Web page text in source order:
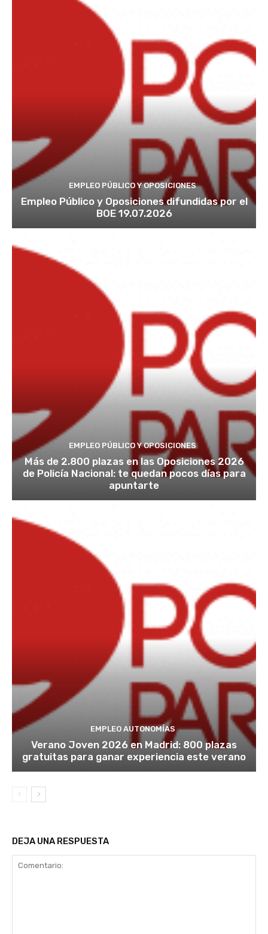
EMPLEO PÚBLICO Y OPOSICIONES
Empleo Público y Oposiciones difundidas por el
BOE 19.07.2026
EMPLEO PÚBLICO Y OPOSICIONES
Más de 2.800 plazas en las Oposiciones 2026
de Policía Nacional: te quedan pocos días para
apuntarte
EMPLEO AUTONOMÍAS
Verano Joven 2026 en Madrid: 800 plazas
gratuitas para ganar experiencia este verano
DEJA UNA RESPUESTA